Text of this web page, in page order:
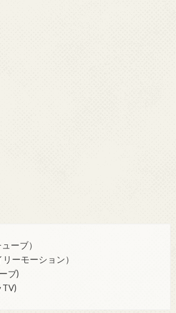
ーブ）
ーモーション）
ブ)
TV)